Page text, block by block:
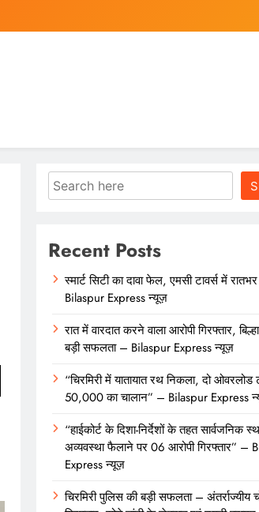
Search
Recent Posts
स्मार्ट सिटी का दावा फेल, एमसी टावर्स में
Bilaspur Express न्यूज़
रात में वारदात करने वाला आरोपी गिरफ्तार,
बड़ी सफलता – Bilaspur Express न्यूज़
“चिरमिरी में यातायात रथ निकला, दो ओवरलोड
50,000 का चालान” – Bilaspur Express
“हाईकोर्ट के दिशा-निर्देशों के तहत सार्वजनिक
अव्यवस्था फैलाने पर 06 आरोपी गिरफ्तार” –
Express न्यूज़
चिरमिरी पुलिस की बड़ी सफलता – अंतर्राज्यीय